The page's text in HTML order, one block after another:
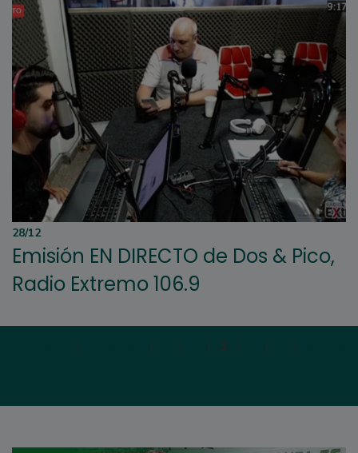
28/12
Emisión EN DIRECTO de Dos & Pico,
Radio Extremo 106.9
| | | | 3 | | |